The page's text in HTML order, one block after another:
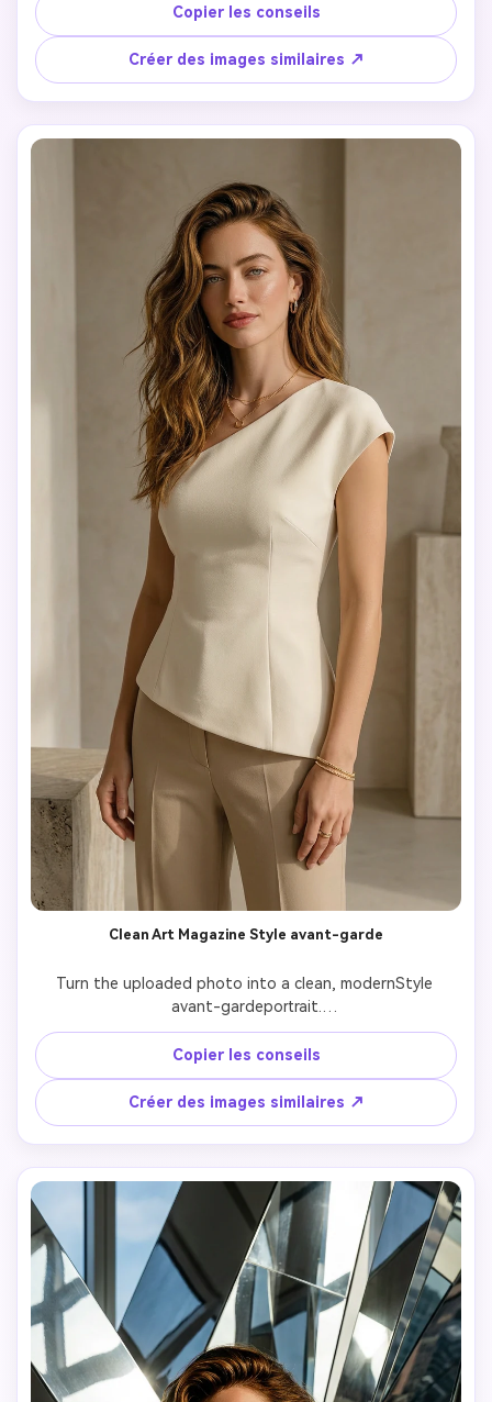
motifs d’éclairage abstraits. Style photographique d'art
moderne, conceptuel et langage visuel audacieux. Rendu
réaliste avec expression artistique. Pas de caricatures,
pas d'illustrations, pas de distorsions surréalistes du
visage.
Copier les conseils
Créer des images similaires ↗
Clean Art Magazine Style avant-garde
Turn the uploaded photo into a clean, modernStyle
avant-gardeportrait.
Preserve the person’s identity perfectly.
Soft but directional lighting, neutral tones, refined
editorial composition.
Art magazine photography style, elegant and
understated avant-garde aesthetic.
Realistic details, professional photography look.
No cartoon, no illustration, no AI filter artifacts.
Copier les conseils
Créer des images similaires ↗